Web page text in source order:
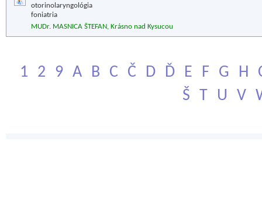
otorinolaryngológia
foniatria
MUDr. MASNICA ŠTEFAN, Krásno nad Kysucou
1 2 9 A B C Č D Ď E F G H
Š
T U V